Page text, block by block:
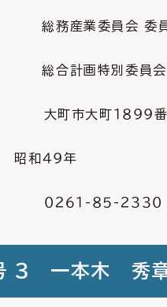
業委員会 委
特別委員会
大町１８９９番地
４９年
２６１-８５-２３３０
３ 一本木 秀章